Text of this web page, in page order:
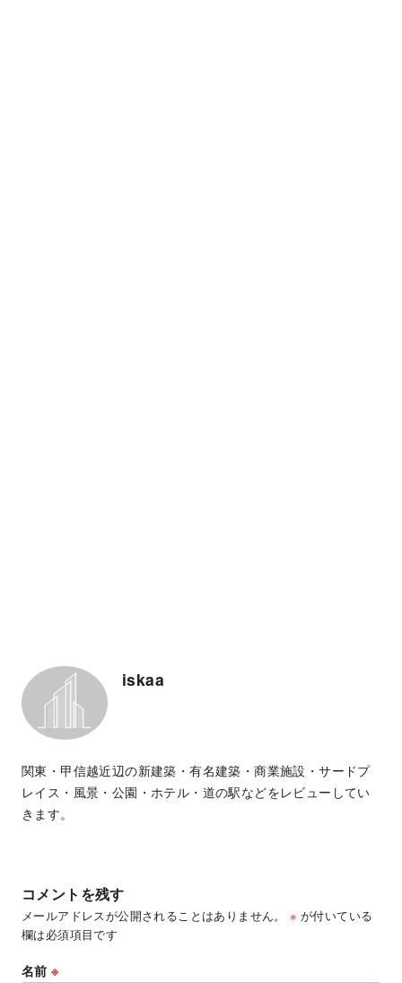
iskaa
関東・甲信越近辺の新建築・有名建築・商業施設・サードプ
レイス・風景・公園・ホテル・道の駅などをレビューしてい
きます。
コメントを残す
メールアドレスが公開されることはありません。 ※ が付いている
欄は必須項目です
名前※